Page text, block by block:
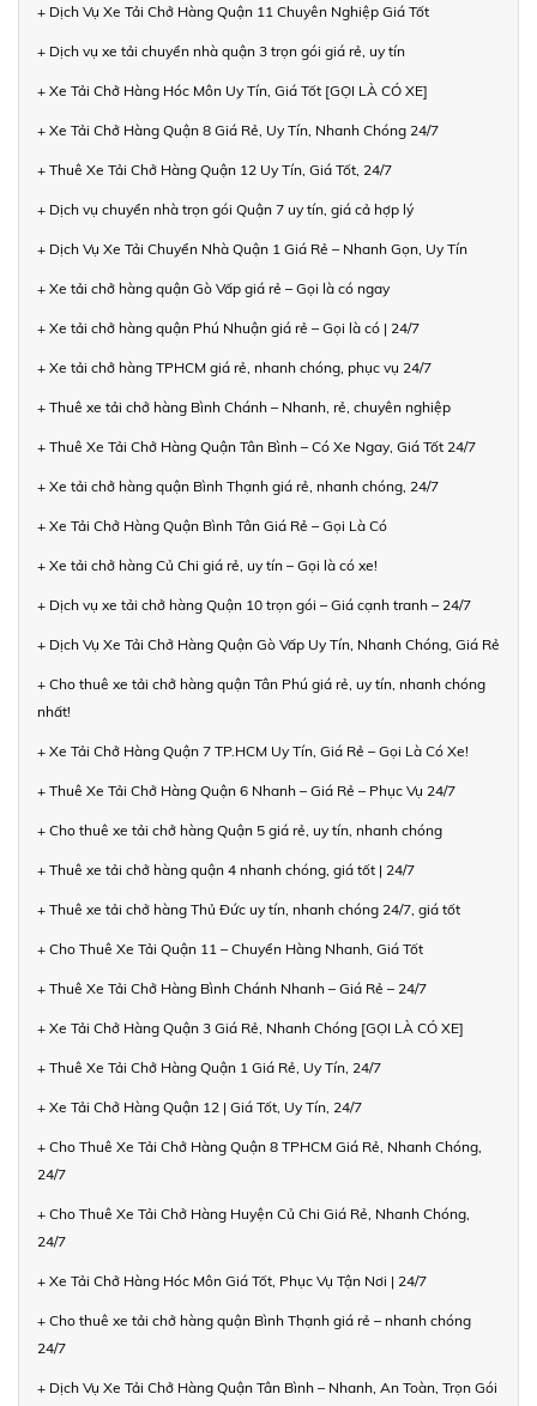
+ Dịch Vụ Xe Tải Chở Hàng Quận 11 Chuyên Nghiệp Giá Tốt
+ Dịch vụ xe tải chuyển nhà quận 3 trọn gói giá rẻ, uy tín
+ Xe Tải Chở Hàng Hóc Môn Uy Tín, Giá Tốt [GỌI LÀ CÓ XE]
+ Xe Tải Chở Hàng Quận 8 Giá Rẻ, Uy Tín, Nhanh Chóng 24/7
+ Thuê Xe Tải Chở Hàng Quận 12 Uy Tín, Giá Tốt, 24/7
+ Dịch vụ chuyển nhà trọn gói Quận 7 uy tín, giá cả hợp lý
+ Dịch Vụ Xe Tải Chuyển Nhà Quận 1 Giá Rẻ – Nhanh Gọn, Uy Tín
+ Xe tải chở hàng quận Gò Vấp giá rẻ – Gọi là có ngay
+ Xe tải chở hàng quận Phú Nhuận giá rẻ – Gọi là có | 24/7
+ Xe tải chở hàng TPHCM giá rẻ, nhanh chóng, phục vụ 24/7
+ Thuê xe tải chở hàng Bình Chánh – Nhanh, rẻ, chuyên nghiệp
+ Thuê Xe Tải Chở Hàng Quận Tân Bình – Có Xe Ngay, Giá Tốt 24/7
+ Xe tải chở hàng quận Bình Thạnh giá rẻ, nhanh chóng, 24/7
+ Xe Tải Chở Hàng Quận Bình Tân Giá Rẻ – Gọi Là Có
+ Xe tải chở hàng Củ Chi giá rẻ, uy tín – Gọi là có xe!
+ Dịch vụ xe tải chở hàng Quận 10 trọn gói – Giá cạnh tranh – 24/7
+ Dịch Vụ Xe Tải Chở Hàng Quận Gò Vấp Uy Tín, Nhanh Chóng, Giá Rẻ
+ Cho thuê xe tải chở hàng quận Tân Phú giá rẻ, uy tín, nhanh chóng
nhất!
+ Xe Tải Chở Hàng Quận 7 TP.HCM Uy Tín, Giá Rẻ – Gọi Là Có Xe!
+ Thuê Xe Tải Chở Hàng Quận 6 Nhanh – Giá Rẻ – Phục Vụ 24/7
+ Cho thuê xe tải chở hàng Quận 5 giá rẻ, uy tín, nhanh chóng
+ Thuê xe tải chở hàng quận 4 nhanh chóng, giá tốt | 24/7
+ Thuê xe tải chở hàng Thủ Đức uy tín, nhanh chóng 24/7, giá tốt
+ Cho Thuê Xe Tải Quận 11 – Chuyển Hàng Nhanh, Giá Tốt
+ Thuê Xe Tải Chở Hàng Bình Chánh Nhanh – Giá Rẻ – 24/7
+ Xe Tải Chở Hàng Quận 3 Giá Rẻ, Nhanh Chóng [GỌI LÀ CÓ XE]
+ Thuê Xe Tải Chở Hàng Quận 1 Giá Rẻ, Uy Tín, 24/7
+ Xe Tải Chở Hàng Quận 12 | Giá Tốt, Uy Tín, 24/7
+ Cho Thuê Xe Tải Chở Hàng Quận 8 TPHCM Giá Rẻ, Nhanh Chóng,
24/7
+ Cho Thuê Xe Tải Chở Hàng Huyện Củ Chi Giá Rẻ, Nhanh Chóng,
24/7
+ Xe Tải Chở Hàng Hóc Môn Giá Tốt, Phục Vụ Tận Nơi | 24/7
+ Cho thuê xe tải chở hàng quận Bình Thạnh giá rẻ – nhanh chóng
24/7
+ Dịch Vụ Xe Tải Chở Hàng Quận Tân Bình – Nhanh, An Toàn, Trọn Gói